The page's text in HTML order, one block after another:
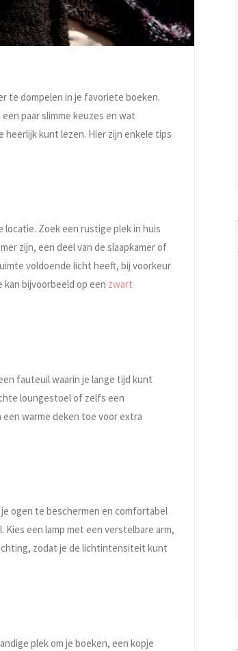
te dompelen in je favoriete boeken.
paar slimme keuzes en wat
kunt lezen. Hier zijn enkele tips
Zoek een rustige plek in huis
zijn, een deel van de slaapkamer of
voldoende licht heeft, bij voorkeur
kan bijvoorbeeld op een zwart
fauteuil waarin je lange tijd kunt
loungestoel of zelfs een
warme deken toe voor extra
ogen te beschermen en comfortabel
een lamp met een verstelbare arm,
zodat je de lichtintensiteit kunt
plek om je boeken, een kopje